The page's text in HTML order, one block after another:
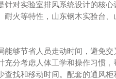
对实验室排风系统设计的核
火等特性，山东钢木实验台
够节省人员走动时间，避免
分考虑人体工学和操作习惯，
找和移动时间。配套的通风